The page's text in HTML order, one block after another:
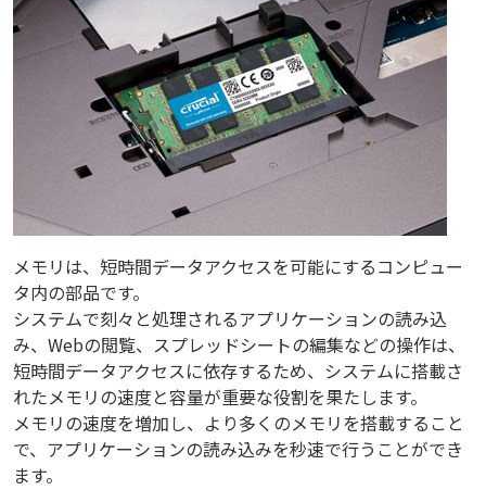
メモリは、短時間データアクセスを可能にするコンピュー
タ内の部品です。
システムで刻々と処理されるアプリケーションの読み込
み、Webの閲覧、スプレッドシートの編集などの操作は、
短時間データアクセスに依存するため、システムに搭載さ
れたメモリの速度と容量が重要な役割を果たします。
メモリの速度を増加し、より多くのメモリを搭載すること
で、アプリケーションの読み込みを秒速で行うことができ
ます。